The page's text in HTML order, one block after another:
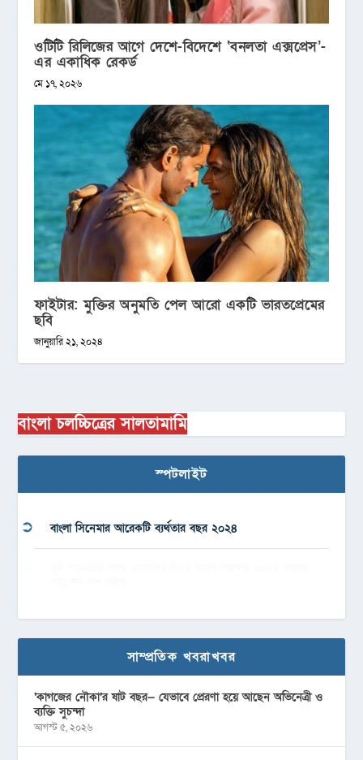
ওটিটি রিলিজের আগে দেশে-বিদেশে ‘বনলতা এক্সপ্রেস’-
এর একাধিক রেকর্ড
মে ১৭, ২০২৬
ফাইটার: মুক্তির অনুমতি পেল আরো একটি ভারতপ্রেমের
ছবি
জানুয়ারি ২১, ২০২৪
বাংলা চলচ্চিত্রের সালতামামি
স্পটলাইট
বাংলা সিনেমার আরেকটি ব্যর্থতার বছর ২০২৪
সাম্প্রতিক খবরাখবর
‘কাগজের নৌকা’র ষাট বছর— যেভাবে প্রেরণা হয়ে আছেন অভিনেত্রী ও
ব্যক্তি সুচন্দা
আগস্ট ৫, ২০২৬